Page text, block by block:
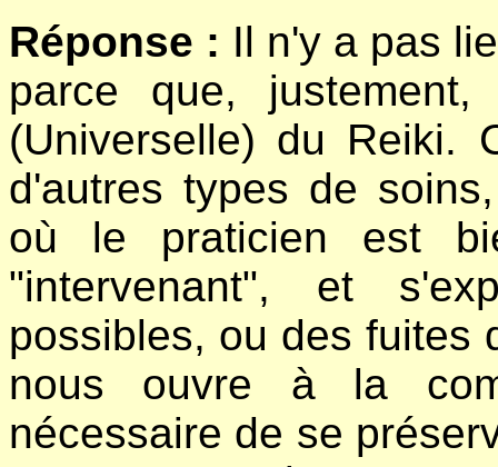
Réponse : Il n'y a pas
parce que,
(Universelle) du Reiki.
d'autres types de
où le praticien est
"intervenant", et
possibles, ou des fuites
nous ouvre à la
nécessaire de se